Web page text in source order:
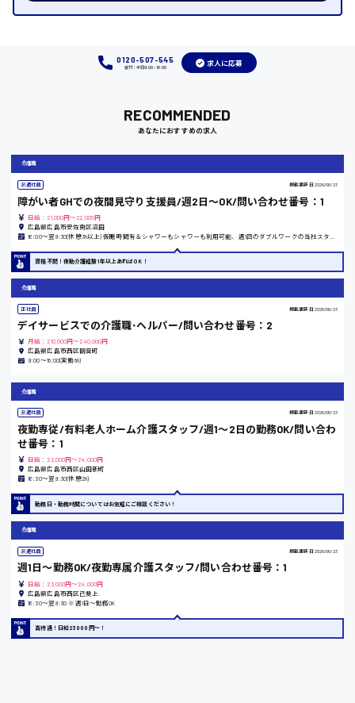
岡山県
竹原市
熊本県
東京都
島根県
香川県
時給1300円〜
時給1200円〜
時給1100円〜
0120-507-545
受付：平日9:00 - 18:00
求人に応募
RECOMMENDED
あなたにおすすめの求人
介護職
派遣社員 掲載更新日 2026/06/23
障がい者GHでの夜間見守り支援員/週2日～OK/問い合わせ番号：1
日給：21,000円～22,000円
広島県広島市安佐南区沼田
資格不問！夜勤介護経験1年以上あればOK！
介護職
正社員 掲載更新日 2026/06/23
デイサービスでの介護職･ヘルパー/問い合わせ番号：2
月給：210,000円～240,000円
広島県広島市西区観音町
9:00〜18:00(実働8h)
介護職
派遣社員 掲載更新日 2026/06/23
夜勤専従/有料老人ホーム介護スタッフ/週1〜2日の勤務OK/問い合わ
せ番号：1
日給：22,000円～24,000円
広島県広島市西区山田新町
16:30〜翌9:30(休憩2h)
勤務日・勤務時間についてはお気軽にご相談ください！
介護職
派遣社員 掲載更新日 2026/06/23
週1日〜勤務OK/夜勤専属介護スタッフ/問い合わせ番号：1
日給：23,000円～24,000円
広島県広島市西区己斐上
16:30〜翌9:30 ※週1日〜勤務OK
高待遇！日給23000円〜！